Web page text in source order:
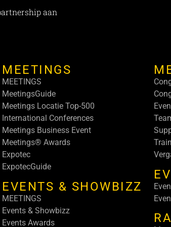
aan
MEETINGS
MEETINGS
MeetingsGuide
Meetings Locatie Top-500
International Conferences
Meetings Business Event
Meetings® Awards
Expotec
ExpotecGuide
EVENTS & SHOWBIZZ
MEETINGS
Events & Showbizz
Events Awards